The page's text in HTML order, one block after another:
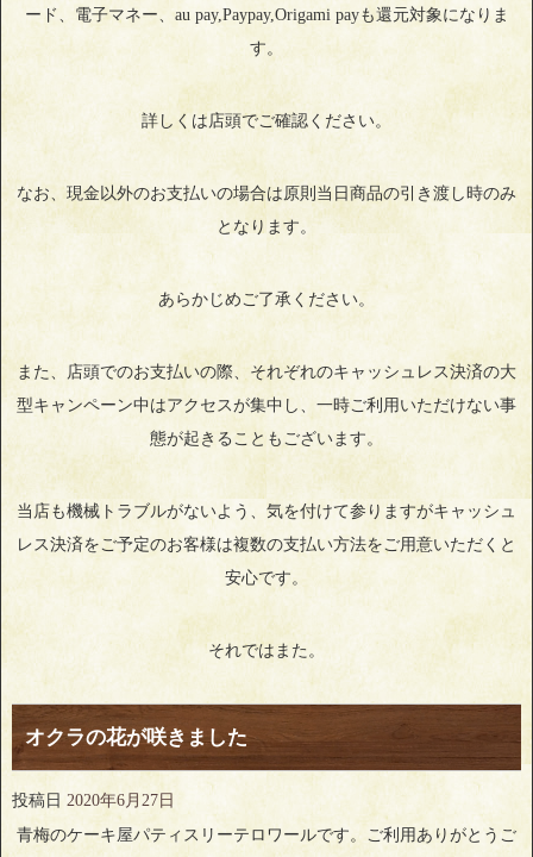
ード、電子マネー、au pay,Paypay,Origami payも還元対象になりま
す。
詳しくは店頭でご確認ください。
なお、現金以外のお支払いの場合は原則当日商品の引き渡し時のみ
となります。
あらかじめご了承ください。
また、店頭でのお支払いの際、それぞれのキャッシュレス決済の大
型キャンペーン中はアクセスが集中し、一時ご利用いただけない事
態が起きることもございます。
当店も機械トラブルがないよう、気を付けて参りますがキャッシュ
レス決済をご予定のお客様は複数の支払い方法をご用意いただくと
安心です。
それではまた。
オクラの花が咲きました
投稿日 2020年6月27日
青梅のケーキ屋パティスリーテロワールです。ご利用ありがとうご